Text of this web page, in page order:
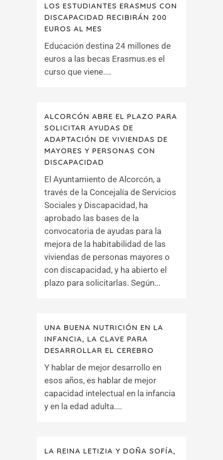
LOS ESTUDIANTES ERASMUS CON
DISCAPACIDAD RECIBIRÁN 200
EUROS AL MES
Educación destina 24 millones de
euros a las becas Erasmus.es el
curso que viene....
ALCORCÓN ABRE EL PLAZO PARA
SOLICITAR AYUDAS DE
ADAPTACIÓN DE VIVIENDAS DE
MAYORES Y PERSONAS CON
DISCAPACIDAD
El Ayuntamiento de Alcorcón, a
través de la Concejalía de Servicios
Sociales y Discapacidad, ha
aprobado las bases de la
convocatoria de ayudas para la
mejora de la habitabilidad de las
viviendas de personas mayores o
con discapacidad, y ha abierto el
plazo para solicitarlas. Según...
UNA BUENA NUTRICIÓN EN LA
INFANCIA, LA CLAVE PARA
DESARROLLAR EL CEREBRO
Y hablar de mejor desarrollo en
esos años, es hablar de mejor
capacidad intelectual en la infancia
y en la edad adulta....
LA REINA LETIZIA Y DOÑA SOFÍA,